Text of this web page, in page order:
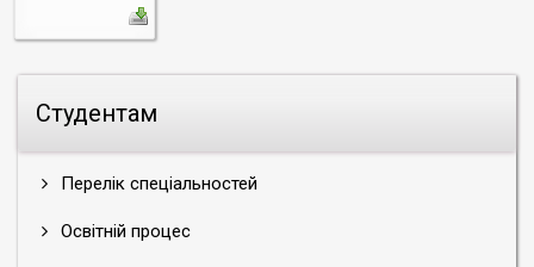
Студентам
Перелік спеціальностей
Освітній процес